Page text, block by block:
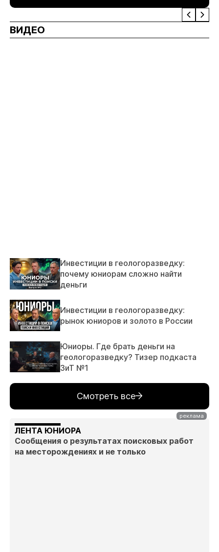
ВИДЕО
Инвестиции в геологоразведку:
почему юниорам сложно найти
деньги
Инвестиции в геологоразведку:
рынок юниоров и золото в России
Юниоры. Где брать деньги на
геологоразведку? Тизер подкаста
ЗиТ №1
Смотреть все
ЛЕНТА ЮНИОРА
Сообщения о результатах поисковых работ
на месторождениях и не только